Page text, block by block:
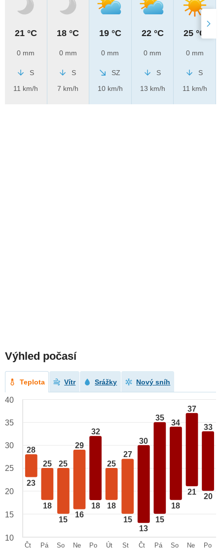
21 °C
0 mm
S
11 km/h
18 °C
0 mm
S
7 km/h
19 °C
0 mm
SZ
10 km/h
22 °C
0 mm
S
13 km/h
25 °C
0 mm
S
11 km/h
Výhled počasí
Teplota Vítr Srážky Nový sníh
28
23
25
18
25
15
29
16
32
18
25
18
27
15
30
13
35
15
34
18
37
21
33
20
40
35
30
25
20
15
10
Čt
Pá
So
Ne
Po
Út
St
Čt
Pá
So
Ne
Po